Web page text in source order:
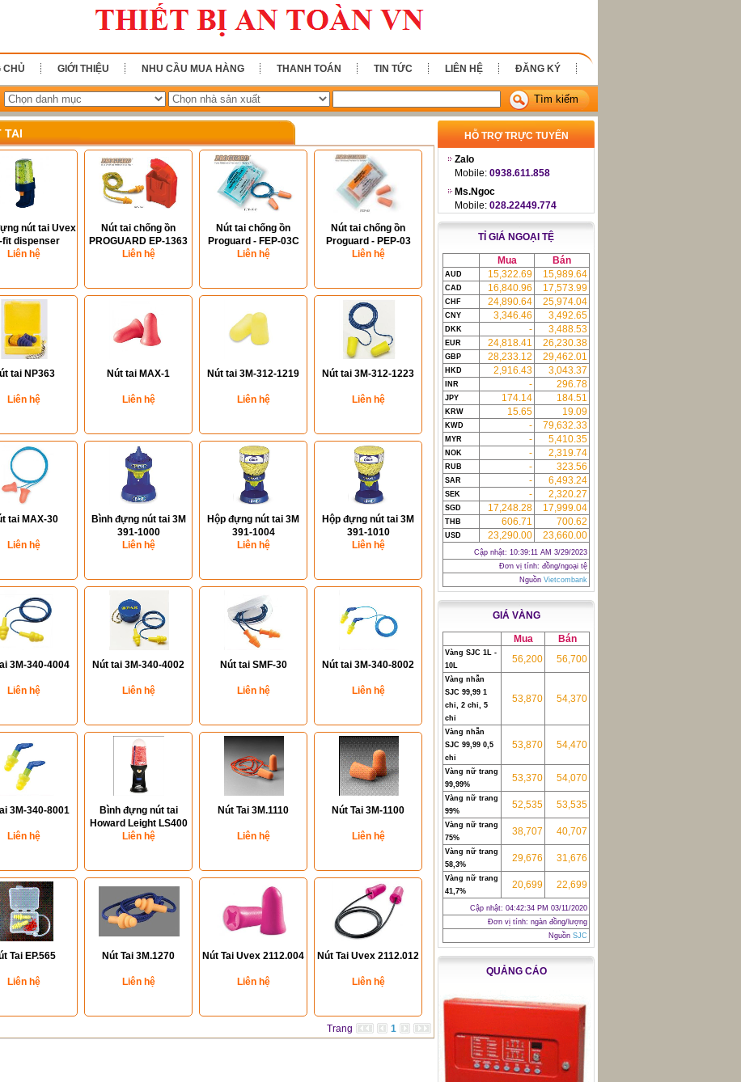
CHỦ GIỚI THIỆU NHU CẦU MUA HÀNG THANH TOÁN TIN TỨC LIÊN HỆ ĐĂNG KÝ
Tìm kiếm
TAI
nút tai Uvex
fit dispenser
2112.000
Liên hệ
Nút tai chống ồn
PROGUARD EP-1363
Liên hệ
Nút tai chống ồn
Proguard - FEP-03C
Liên hệ
Nút tai chống ồn
Proguard - PEP-03
Liên hệ
tai NP363
Liên hệ
Nút tai MAX-1
Liên hệ
Nút tai 3M-312-1219
Liên hệ
Nút tai 3M-312-1223
Liên hệ
tai MAX-30
Liên hệ
Bình đựng nút tai 3M
391-1000
Liên hệ
Hộp đựng nút tai 3M
391-1004
Liên hệ
Hộp đựng nút tai 3M
391-1010
Liên hệ
3M-340-4004
Liên hệ
Nút tai 3M-340-4002
Liên hệ
Nút tai SMF-30
Liên hệ
Nút tai 3M-340-8002
Liên hệ
3M-340-8001
Liên hệ
Bình đựng nút tai
Howard Leight LS400
Liên hệ
Nút Tai 3M.1110
Liên hệ
Nút Tai 3M-1100
Liên hệ
Tai EP.565
Liên hệ
Nút Tai 3M.1270
Liên hệ
Nút Tai Uvex 2112.004
Liên hệ
Nút Tai Uvex 2112.012
Liên hệ
Trang 1
HỖ TRỢ TRỰC TUYẾN
Zalo
Mobile: 0938.611.858
Ms.Ngoc
Mobile: 028.22449.774
TỈ GIÁ NGOẠI TỆ
Mua Bán
AUD 15,322.69 15,989.64
CAD 16,840.96 17,573.99
CHF 24,890.64 25,974.04
CNY 3,346.46 3,492.65
DKK - 3,488.53
EUR 24,818.41 26,230.38
GBP 28,233.12 29,462.01
HKD 2,916.43 3,043.37
INR - 296.78
JPY 174.14 184.51
KRW 15.65 19.09
KWD - 79,632.33
MYR - 5,410.35
NOK - 2,319.74
RUB - 323.56
SAR - 6,493.24
SEK - 2,320.27
SGD 17,248.28 17,999.04
THB 606.71 700.62
USD 23,290.00 23,660.00
Cập nhật: 10:39:11 AM 3/29/2023
Đơn vị tính: đồng/ngoại tệ
Nguồn Vietcombank
GIÁ VÀNG
Mua Bán
Vàng SJC 1L -
10L
56,200 56,700
Vàng nhẫn
SJC 99,99 1
chỉ, 2 chỉ, 5
chỉ
53,870 54,370
Vàng nhẫn
SJC 99,99 0,5
chỉ
53,870 54,470
Vàng nữ trang
99,99%
53,370 54,070
Vàng nữ trang
99%
52,535 53,535
Vàng nữ trang
75%
38,707 40,707
Vàng nữ trang
58,3%
29,676 31,676
Vàng nữ trang
41,7%
20,699 22,699
Cập nhật: 04:42:34 PM 03/11/2020
Đơn vị tính: ngàn đồng/lượng
Nguồn SJC
QUẢNG CÁO